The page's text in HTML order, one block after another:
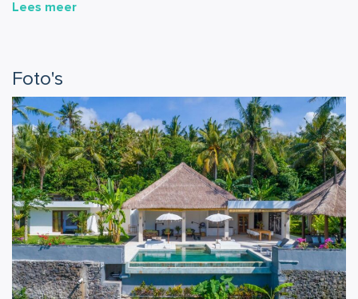
paviljoen waar u heerlijk kunt ontspannen in de schaduw.
De verschillende zitjes en warme uitstraling zorgen ervoor
dat u ook met 2 personen heerlijk in deze villa kunt
verblijven. Geniet van het authentieke Bali, van de villa en van
de 5-sterren service van het personeel. De villa is een mix
van Balinese architectuur en ongekende luxe.
Een eigen kok
Een privé-kok staat tot je beschikking tijdens uw verblijf. Zij
zal jullie favoriete internationale en lokale gerechten
bereiden! Indien gewenst, wordt er 3 keer per dag gekookt,
Westers of Indonesisch. Drankjes worden geserveerd, koffie
Lees meer
Foto's